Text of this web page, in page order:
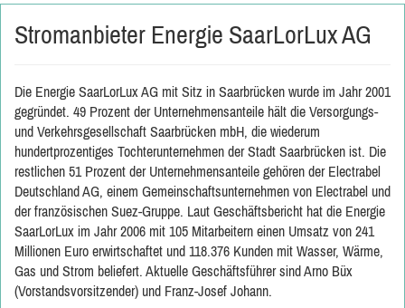
Stromanbieter Energie SaarLorLux AG
Die Energie SaarLorLux AG mit Sitz in Saarbrücken wurde im Jahr 2001
gegründet. 49 Prozent der Unternehmensanteile hält die Versorgungs-
und Verkehrsgesellschaft Saarbrücken mbH, die wiederum
hundertprozentiges Tochterunternehmen der Stadt Saarbrücken ist. Die
restlichen 51 Prozent der Unternehmensanteile gehören der Electrabel
Deutschland AG, einem Gemeinschaftsunternehmen von Electrabel und
der französischen Suez-Gruppe. Laut Geschäftsbericht hat die Energie
SaarLorLux im Jahr 2006 mit 105 Mitarbeitern einen Umsatz von 241
Millionen Euro erwirtschaftet und 118.376 Kunden mit Wasser, Wärme,
Gas und Strom beliefert. Aktuelle Geschäftsführer sind Arno Büx
(Vorstandsvorsitzender) und Franz-Josef Johann.